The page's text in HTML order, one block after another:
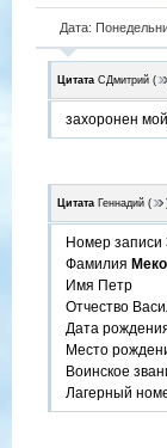
Дата:
Цитата СДмитрий (
захоронен
Цитата Геннадий (
Номер записи
Фамилия
Имя Петр
Отчество
Дата
Место
Воинское
Лагерный